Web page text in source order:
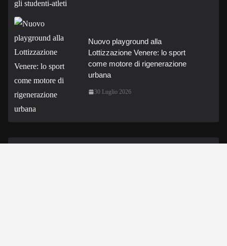
Nuovo playground alla
Lottizzazione Venere: lo sport
come motore di rigenerazione
urbana
30 Luglio 2026